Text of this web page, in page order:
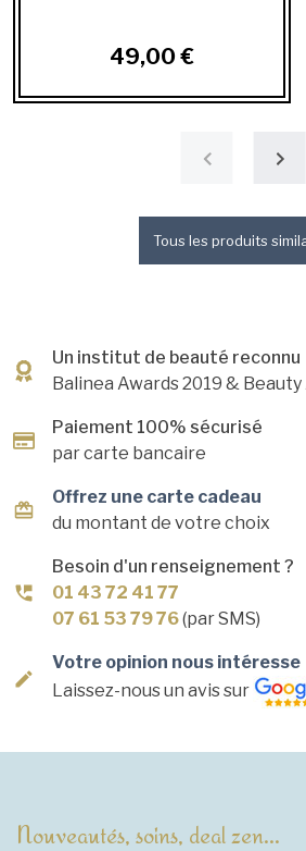
49,00 €
Tous les produits
Un institut de beauté reconnu
Balinea Awards 2019 & Beauty
Paiement 100% sécurisé
par carte bancaire
Offrez une carte cadeau
du montant de votre choix
Besoin d'un renseignement ?
01 43 72 41 77
07 61 53 79 76(par SMS)
Votre opinion nous intéresse
Laissez-nous un avis sur
Nouveautés, soins, deal zen...